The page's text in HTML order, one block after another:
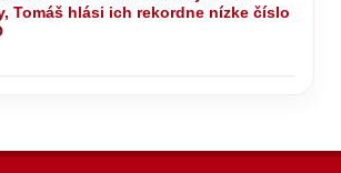
Tomáš hlási ich rekordne nízke číslo